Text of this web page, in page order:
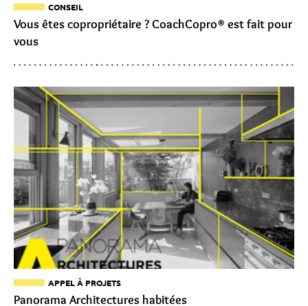
CONSEIL
Vous êtes copropriétaire ? CoachCopro® est fait pour
vous
APPEL À PROJETS
Panorama Architectures habitées